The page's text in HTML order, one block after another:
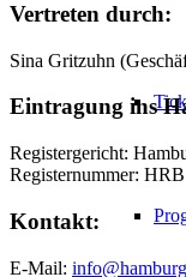
Vertreten durch:
Sina Gritzuhn
Eintragung ins
Registergericht:
Registernummer:
Kontakt:
E-Mail: